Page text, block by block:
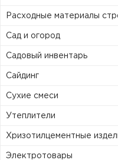
Расходные материалы
Сад и огород
Садовый инвентарь
Сайдинг
Сухие смеси
Утеплители
Хризотилцементные
Электротовары